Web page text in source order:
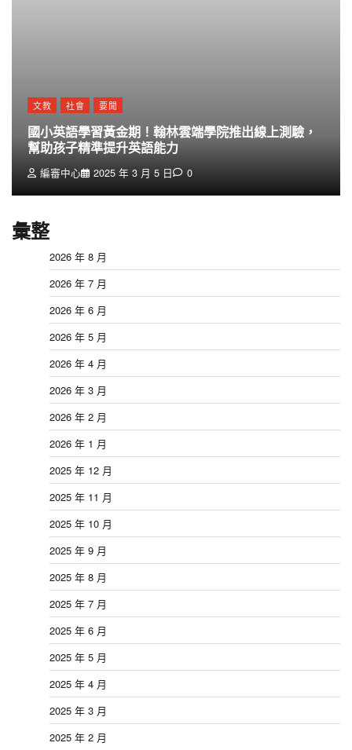
文教 社會 要聞
國小英語學習黃金期！翰林雲端學院推出線上測驗，
幫助孩子精準提升英語能力
編審中心 2025 年 3 月 5 日 0
彙整
2026 年 8 月
2026 年 7 月
2026 年 6 月
2026 年 5 月
2026 年 4 月
2026 年 3 月
2026 年 2 月
2026 年 1 月
2025 年 12 月
2025 年 11 月
2025 年 10 月
2025 年 9 月
2025 年 8 月
2025 年 7 月
2025 年 6 月
2025 年 5 月
2025 年 4 月
2025 年 3 月
2025 年 2 月